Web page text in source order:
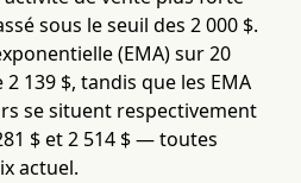
sous le seuil des 2 000 $.
(EMA) sur 20
139 $, tandis que les EMA
se situent respectivement
$ et 2 514 $ — toutes
actuel.